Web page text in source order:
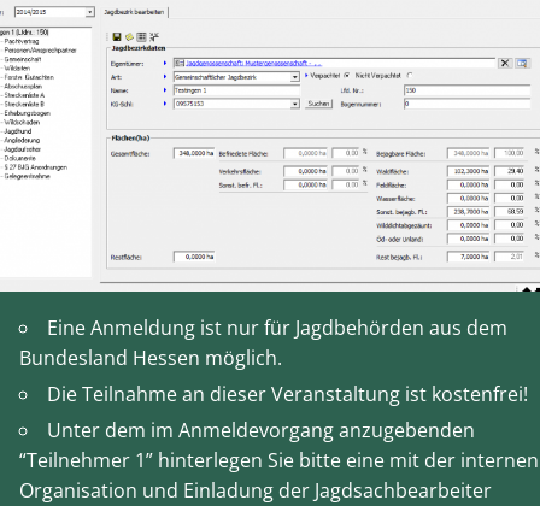
Eine Anmeldung ist nur für Jagdbehörden aus dem
Bundesland Hessen möglich.
Die Teilnahme an dieser Veranstaltung ist kostenfrei!
Unter dem im Anmeldevorgang anzugebenden
“Teilnehmer 1” hinterlegen Sie bitte eine mit der internen
Organisation und Einladung der Jagdsachbearbeiter